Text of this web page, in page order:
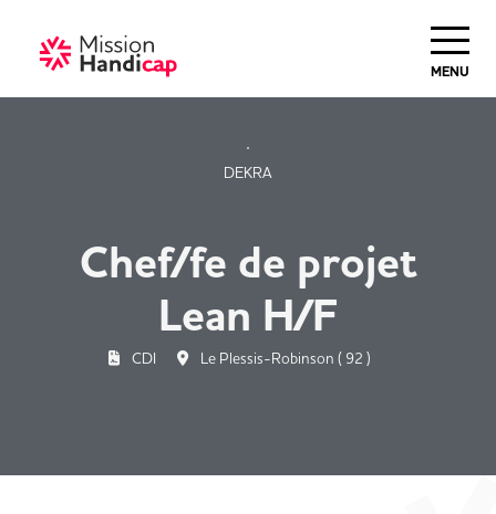
MENU
DEKRA
Chef/fe de projet
Lean H/F
CDI Le Plessis-Robinson ( 92 )